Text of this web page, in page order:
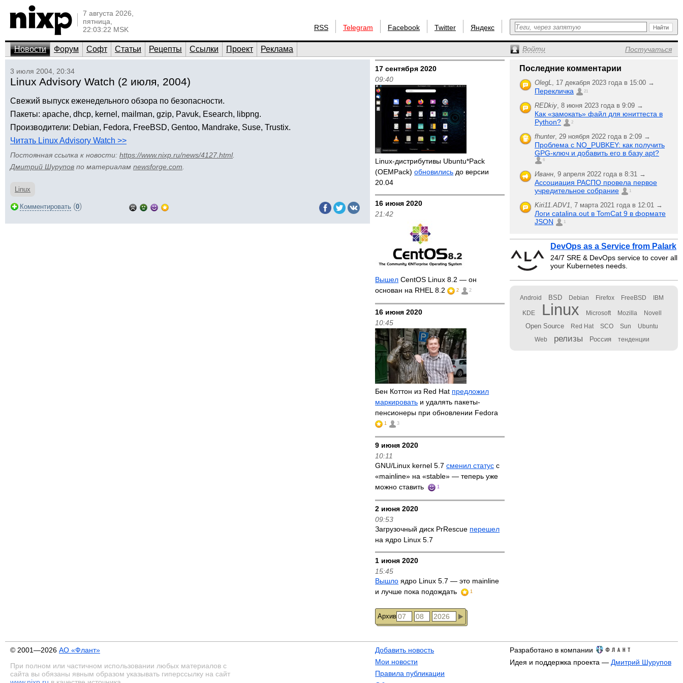
7 августа 2026,
пятница,
22:03:22 MSK
RSS Telegram Facebook Twitter Яндекс
Новости Форум Софт Статьи Рецепты Ссылки Проект Реклама Войти Постучаться
3 июля 2004, 20:34
Linux Advisory Watch (2 июля, 2004)
Свежий выпуск еженедельного обзора по безопасности.
Пакеты: apache, dhcp, kernel, mailman, gzip, Pavuk, Esearch, libpng.
Производители: Debian, Fedora, FreeBSD, Gentoo, Mandrake, Suse, Trustix.
Читать Linux Advisory Watch >>
Постоянная ссылка к новости: https://www.nixp.ru/news/4127.html.
Дмитрий Шурупов по материалам newsforge.com
Linux
Комментировать (0)
17 сентября 2020
09:40
Linux-дистрибутивы Ubuntu*Pack
(OEMPack)обновились до версии
20.04
16 июня 2020
21:42
Вышел CentOS Linux 8.2 — он
основан на RHEL 8.2
2 2
16 июня 2020
10:45
Бен Коттон из Red Hat предложил
маркировать и удалять пакеты-
пенсионеры при обновлении Fedora
1 3
9 июня 2020
10:11
GNU/Linux kernel 5.7сменил статус с
«mainline» на «stable» — теперь уже
можно ставить
1
2 июня 2020
09:53
Загрузочный диск PrRescue перешел
на ядро Linux 5.7
1 июня 2020
15:45
Вышло ядро Linux 5.7 — это mainline
и лучше пока подождать
1
Архив
Последние комментарии
OlegL, 17 декабря 2023 года в 15:00 →
Перекличка 21
REDkiy, 8 июня 2023 года в 9:09 →
Как «замокать» файл для юниттеста в
Python?
2
fhunter, 29 ноября 2022 года в 2:09 →
Проблема с NO_PUBKEY: как получить
GPG-ключ и добавить его в базу apt?
6
Иванн, 9 апреля 2022 года в 8:31 →
Ассоциация РАСПО провела первое
учредительное собрание
1
Kiri11.ADV1, 7 марта 2021 года в 12:01 →
Логи catalina.out в TomCat 9 в формате
JSON
1
DevOps as a Service from Palark
24/7 SRE & DevOps service to cover all
your Kubernetes needs.
Android BSD Debian Firefox FreeBSD IBM
KDE Linux Microsoft Mozilla Novell
Open Source Red Hat SCO Sun Ubuntu
Web релизы Россия тенденции
© 2001—2026 АО «Флант»
При полном или частичном использовании любых материалов с
сайта вы обязаны явным образом указывать гиперссылку на сайт
Добавить новость
Мои новости
Правила публикации
Разработано в компании
Идея и поддержка проекта — Дмитрий Шурупов